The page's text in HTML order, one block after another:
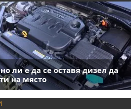
ли е да се оставя дизел да
на място